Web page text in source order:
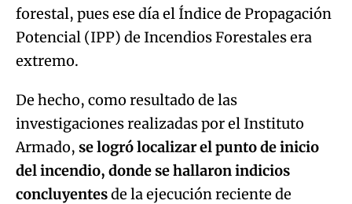
forestal, pues ese día el Índice de Propagación
Potencial (IPP) de Incendios Forestales era
extremo.
De hecho, como resultado de las
investigaciones realizadas por el Instituto
Armado, se logró localizar el punto de inicio
del incendio, donde se hallaron indicios
concluyentesde la ejecución reciente de